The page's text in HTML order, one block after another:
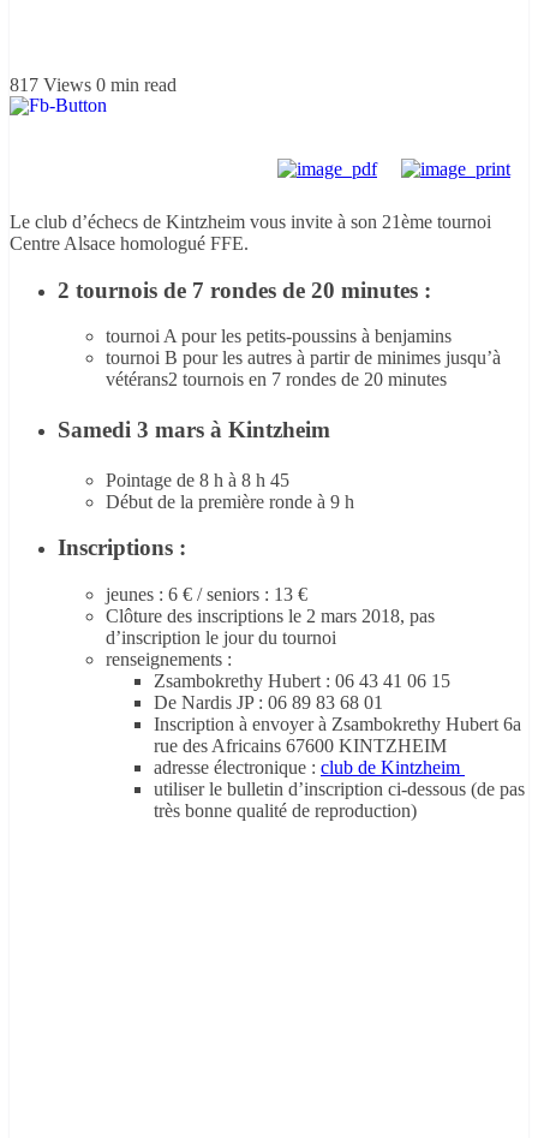
817 Views 0 min read
Le club d’échecs de Kintzheim vous invite à son 21ème tournoi
Centre Alsace homologué FFE.
2 tournois de 7 rondes de 20 minutes :
tournoi A pour les petits-poussins à benjamins
tournoi B pour les autres à partir de minimes jusqu’à
vétérans2 tournois en 7 rondes de 20 minutes
Samedi 3 mars à Kintzheim
Pointage de 8 h à 8 h 45
Début de la première ronde à 9 h
Inscriptions :
jeunes : 6 € / seniors : 13 €
Clôture des inscriptions le 2 mars 2018, pas
d’inscription le jour du tournoi
renseignements :
Zsambokrethy Hubert : 06 43 41 06 15
De Nardis JP : 06 89 83 68 01
Inscription à envoyer à Zsambokrethy Hubert 6a
rue des Africains 67600 KINTZHEIM
adresse électronique : club de Kintzheim
utiliser le bulletin d’inscription ci-dessous (de pas
très bonne qualité de reproduction)